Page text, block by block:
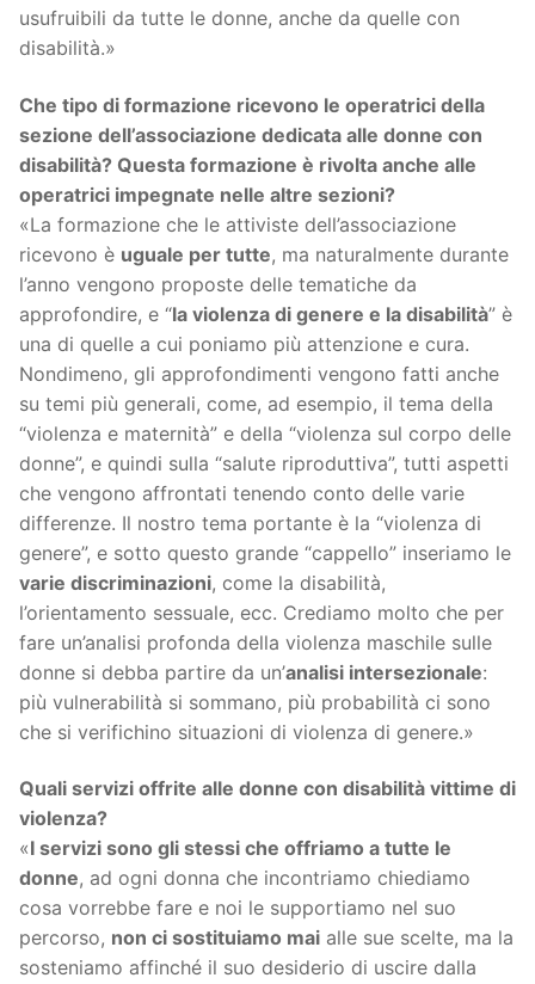
usufruibili da tutte le donne, anche da quelle con
disabilità.»
Che tipo di formazione ricevono le operatrici della
sezione dell’associazione dedicata alle donne con
disabilità? Questa formazione è rivolta anche alle
operatrici impegnate nelle altre sezioni?
«La formazione che le attiviste dell’associazione
ricevono è uguale per tutte, ma naturalmente durante
l’anno vengono proposte delle tematiche da
approfondire, e “la violenza di genere e la disabilità” è
una di quelle a cui poniamo più attenzione e cura.
Nondimeno, gli approfondimenti vengono fatti anche
su temi più generali, come, ad esempio, il tema della
“violenza e maternità” e della “violenza sul corpo delle
donne”, e quindi sulla “salute riproduttiva”, tutti aspetti
che vengono affrontati tenendo conto delle varie
differenze. Il nostro tema portante è la “violenza di
genere”, e sotto questo grande “cappello” inseriamo le
varie discriminazioni, come la disabilità,
l’orientamento sessuale, ecc. Crediamo molto che per
fare un’analisi profonda della violenza maschile sulle
donne si debba partire da un’analisi intersezionale:
più vulnerabilità si sommano, più probabilità ci sono
che si verifichino situazioni di violenza di genere.»
Quali servizi offrite alle donne con disabilità vittime di
violenza?
«I servizi sono gli stessi che offriamo a tutte le
donne, ad ogni donna che incontriamo chiediamo
cosa vorrebbe fare e noi le supportiamo nel suo
percorso, non ci sostituiamo mai alle sue scelte, ma la
sosteniamo affinché il suo desiderio di uscire dalla